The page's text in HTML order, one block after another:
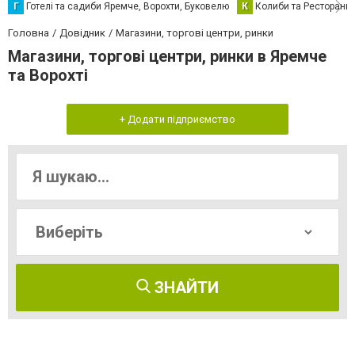
Г Готелі та садиби Яремче, Ворохти, Буковелю К Колиби та Ресторани
Головна Довідник Магазини, торгові центри, ринки
Магазини, торгові центри, ринки в Яремче
та Ворохті
+ Додати підприємство
ЗНАЙТИ